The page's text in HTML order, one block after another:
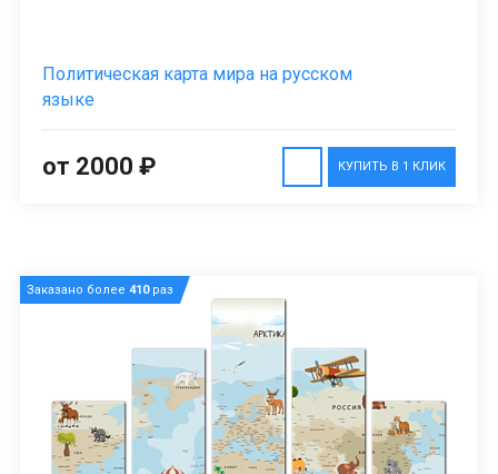
Политическая карта мира на русском
языке
КУПИТЬ В 1 КЛИК
от 2000 ₽
Заказано более 410раз